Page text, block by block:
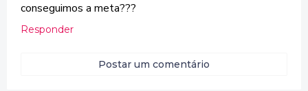
conseguimos a meta???
Responder
Postar um comentário